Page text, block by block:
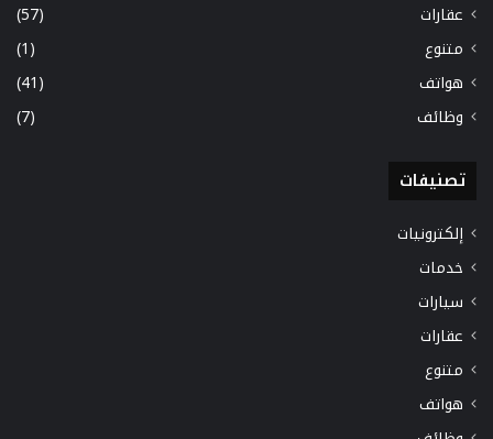
عقارات
(57)
متنوع
(1)
هواتف
(41)
وظائف
(7)
تصنيفات
إلكترونيات
خدمات
سيارات
عقارات
متنوع
هواتف